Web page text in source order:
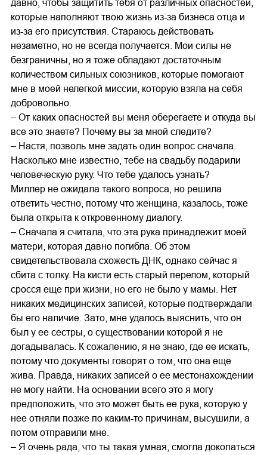
давно, чтобы защитить тебя от различных опасностей,
которые наполняют твою жизнь из-за бизнеса отца и
из-за его присутствия. Стараюсь действовать
незаметно, но не всегда получается. Мои силы не
безграничны, но я тоже обладают достаточным
количеством сильных союзников, которые помогают
мне в моей нелегкой миссии, которую взяла на себя
добровольно.
– От каких опасностей вы меня оберегаете и откуда вы
все это знаете? Почему вы за мной следите?
– Настя, позволь мне задать один вопрос сначала.
Насколько мне известно, тебе на свадьбу подарили
человеческую руку. Что тебе удалось узнать?
Миллер не ожидала такого вопроса, но решила
ответить честно, потому что женщина, казалось, тоже
была открыта к откровенному диалогу.
– Сначала я считала, что эта рука принадлежит моей
матери, которая давно погибла. Об этом
свидетельствовала схожесть ДНК, однако сейчас я
сбита с толку. На кисти есть старый перелом, который
сросся еще при жизни, но его не было у мамы. Нет
никаких медицинских записей, которые подтверждали
бы его наличие. Зато, мне удалось выяснить, что он
был у ее сестры, о существовании которой я не
догадывалась. К сожалению, я не знаю, где ее искать,
потому что документы говорят о том, что она еще
жива. Правда, никаких записей о ее местонахождении
не могу найти. На основании всего это я могу
предположить, что это может быть ее рука, которую у
нее отняли позже по каким-то причинам, высушили, а
потом отправили мне.
– Я очень рада, что ты такая умная, смогла докопаться